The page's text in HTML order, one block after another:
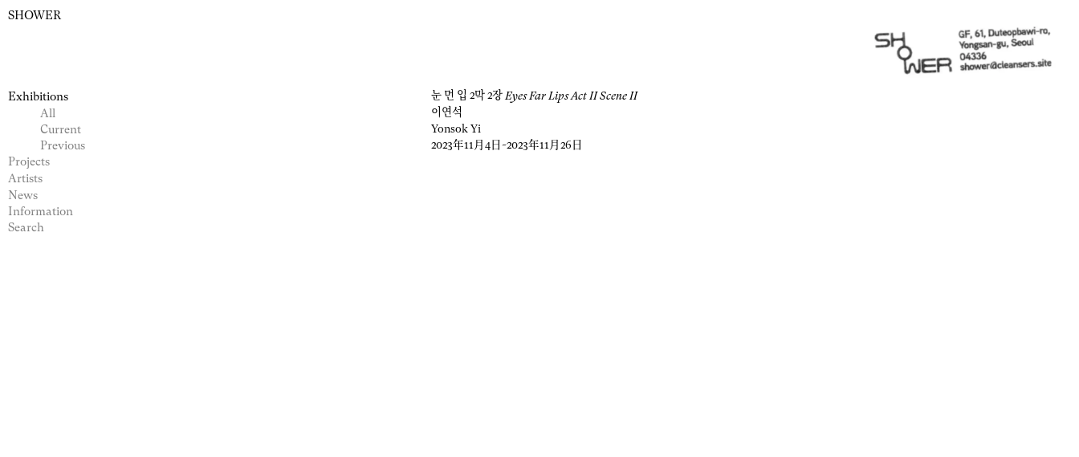
SHOWER
Exhibitions
All
Current
Previous
Projects
Artists
News
Information
Search
눈 먼 입 2막 2장 Eyes Far Lips Act II Scene II
이연석
Yonsok Yi
2023年11月4日~2023年11月26日